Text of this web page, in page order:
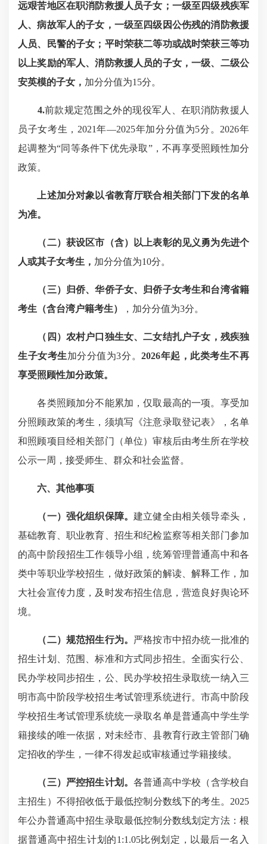
远艰苦地区在职消防救援人员子女；一级至四级残疾军
人、病故军人的子女，一级至四级因公伤残的消防救援
人员、民警的子女；平时荣获二等功或战时荣获三等功
以上奖励的军人、消防救援人员的子女，一级、二级公
安英模的子女， 加分分值为15分。
4.前款规定范围之外的现役军人、在职消防救援人
员子女考生，2021年—2025年加分分值为5分。2026年
起调整为“同等条件下优先录取”，不再享受照顾性加分
政策。
上述加分对象以省教育厅联合相关部门下发的名单
为准。
（二）获设区市（含）以上表彰的见义勇为先进个
人或其子女考生， 加分分值为10分。
（三）归侨、华侨子女、归侨子女考生和台湾省籍
考生（含台湾户籍考生）
，加分分值为3分。
（ 四 ）农村户口独生女、二女结扎户子女，残疾独
生子女考生加分分值为3分。2026年起，此类考生不再
享受照顾性加分政策。
各类照顾加分不能累加，仅取最高的一项。享受加
分照顾政策的考生，须填写《注意录取登记表》，名单
和照顾项目经相关部门（单位）审核后由考生所在学校
公示一周，接受师生、群众和社会监督。
六、其他事项
（一）强化组织保障。建立健全由相关领导牵头，
基础教育、职业教育、招生和纪检监察等相关部门参加
的高中阶段招生工作领导小组，统筹管理普通高中和各
类中等职业学校招生，做好政策的解读、解释工作，加
大社会宣传力度，及时发布招生信息，营造良好舆论环
境。
（二）规范招生行为。 严格按市中招办统一批准的
招生计划、范围、标准和方式同步招生。全面实行公、
民办学校同步招生，公、民办学校招生录取统一纳入三
明市高中阶段学校招生考试管理系统进行。市高中阶段
学校招生考试管理系统统一录取名单是普通高中学生学
籍接续的唯一依据，对未经市、县教育行政主管部门确
定招收的学生，一律不得发起或审核通过学籍接续。
（三）严控招生计划。各普通高中学校（含学校自
主招生）不得招收低于最低控制分数线下的考生。2025
年公办普通高中招生录取最低控制分数线划定方法：根
据普通高中招生计划的1:1.05比例划定，以最后一名入